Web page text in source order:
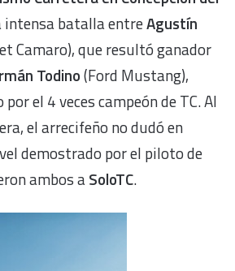
intensa batalla entreAgustín
Camaro), que resultó ganador
Todino(Ford Mustang),
el 4 veces campeón de TC. Al
el arrecifeño no dudó en
demostrado por el piloto de
ambos aSoloTC.